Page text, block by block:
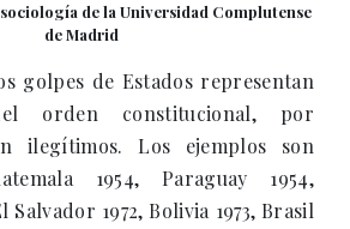
de la Universidad Complutense
de Madrid
golpes de Estados representan
orden constitucional, por
ilegítimos. Los ejemplos son
1954, Paraguay 1954,
Salvador 1972, Bolivia 1973, Brasil